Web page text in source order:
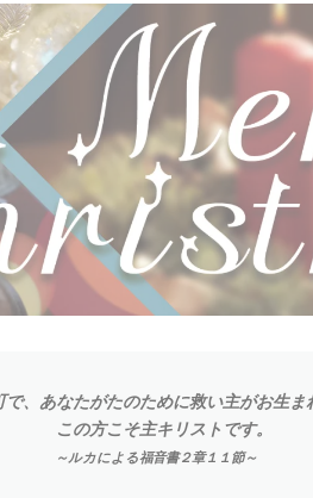
、あなたがたのために救い主がお生ま
この方こそ主キリストです。
～ルカによる福音書２章１１節～